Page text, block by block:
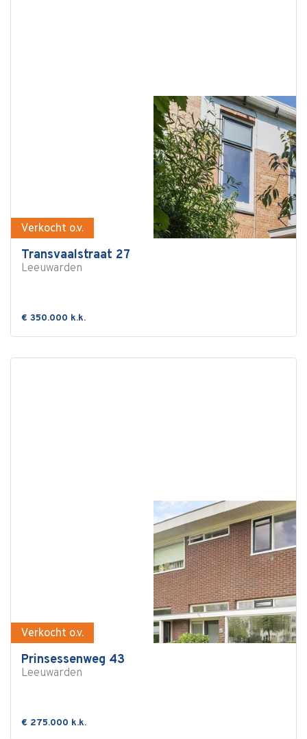
Verkocht o.v.
Transvaalstraat 27
Leeuwarden
€ 350.000 k.k.
Verkocht o.v.
Prinsessenweg 43
Leeuwarden
€ 275.000 k.k.